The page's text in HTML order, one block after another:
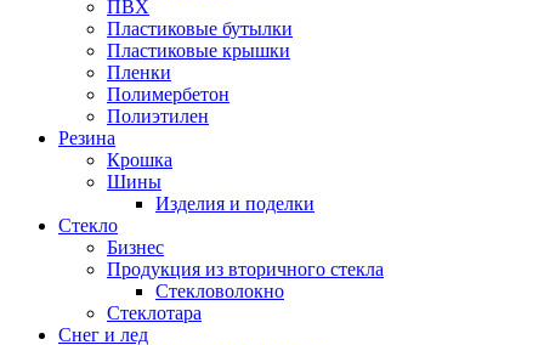
ПВХ
Пластиковые бутылки
Пластиковые крышки
Пленки
Полимербетон
Полиэтилен
Резина
Крошка
Шины
Изделия и поделки
Стекло
Бизнес
Продукция из вторичного стекла
Стекловолокно
Стеклотара
Снег и лед